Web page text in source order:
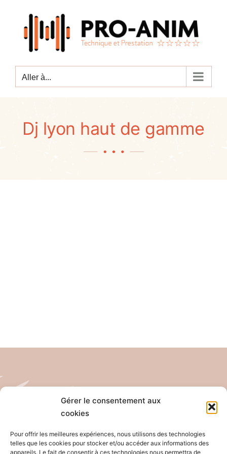
Gérer le consentement aux
cookies
Pour offrir les meilleures expériences, nous utilisons des technologies
telles que les cookies pour stocker et/ou accéder aux informations des
appareils. Le fait de consentir à ces technologies nous permettra de
contenu
Aller à...
Dj lyon haut de gamme
Tél: 04 26 65 32 19
Email: contact@pro-anim.com